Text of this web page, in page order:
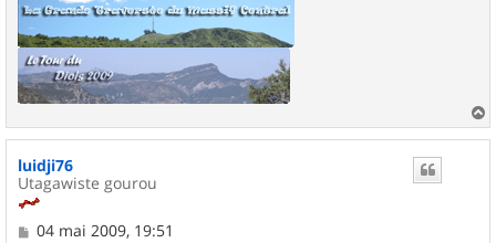
a
luidji76
Utagawiste gourou
M
04 mai 2009, 19:51